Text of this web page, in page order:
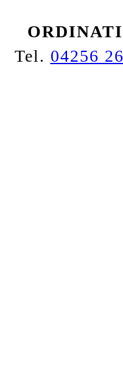
Tel. 04256